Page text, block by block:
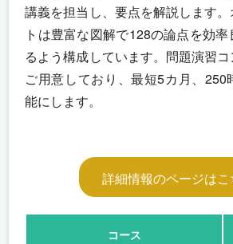
講義を担当し、要点を解説します
トは豊富な図解で128の論点を効
るよう構成しています。問題演習
ご用意しており、最短5カ月、250
能にします。
詳細情報のページはこ
コース